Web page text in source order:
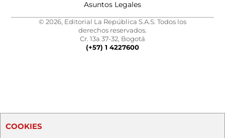
Asuntos Legales
© 2026, Editorial La República S.A.S. Todos los
derechos reservados.
Cr. 13a 37-32, Bogotá
(+57) 1 4227600
COOKIES